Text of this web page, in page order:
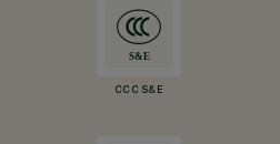
CCC S&E